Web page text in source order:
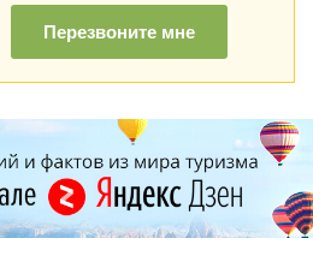
Перезвоните мне